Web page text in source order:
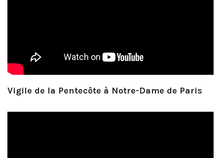
Vigile de la Pentecôte à Notre-Dame de Paris